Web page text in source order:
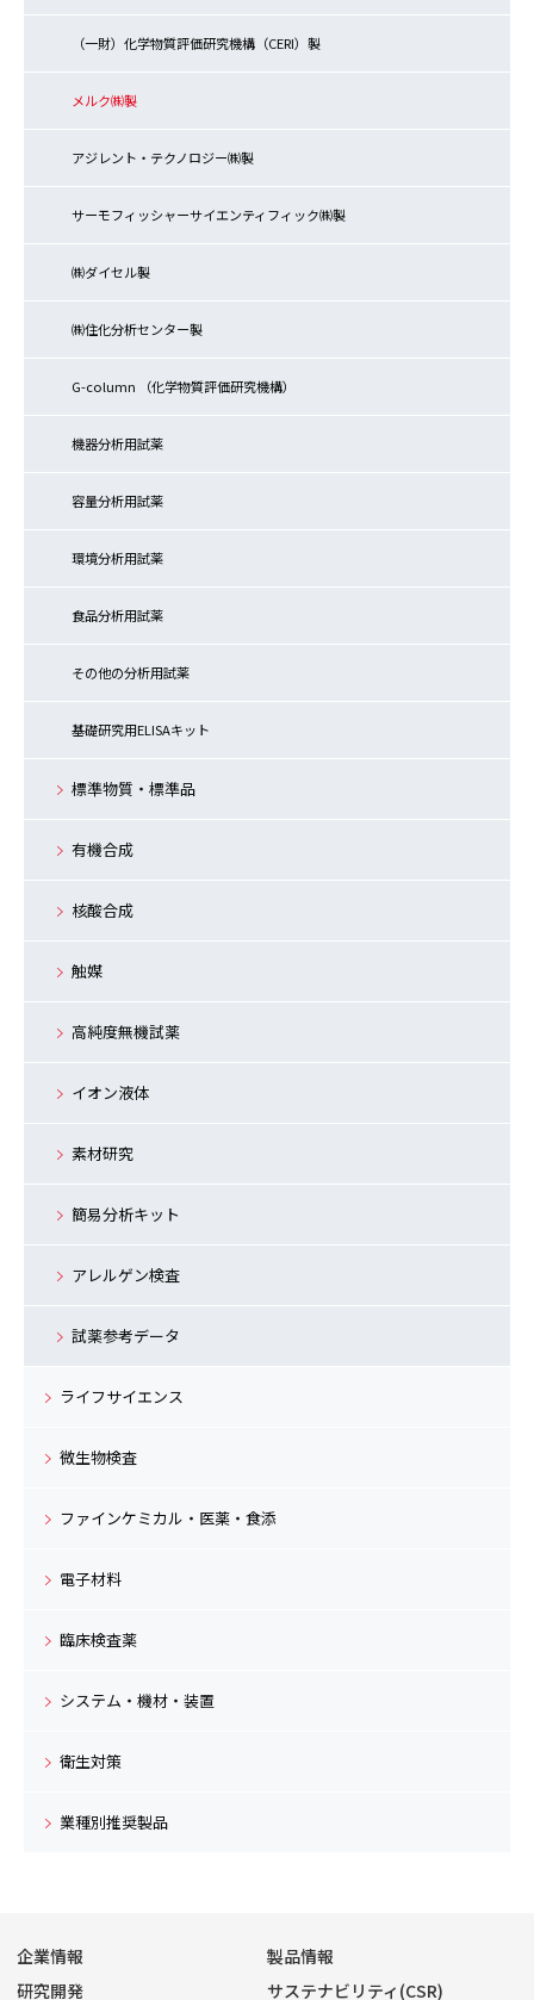
（一財）化学物質評価研究機構（CERI）製
メルク㈱製
アジレント・テクノロジー㈱製
サーモフィッシャーサイエンティフィック㈱製
㈱ダイセル製
㈱住化分析センター製
G-column （化学物質評価研究機構）
機器分析用試薬
容量分析用試薬
環境分析用試薬
食品分析用試薬
その他の分析用試薬
基礎研究用ELISAキット
標準物質・標準品
有機合成
核酸合成
触媒
高純度無機試薬
イオン液体
素材研究
簡易分析キット
アレルゲン検査
試薬参考データ
ライフサイエンス
微生物検査
ファインケミカル・医薬・食添
電子材料
臨床検査薬
システム・機材・装置
衛生対策
業種別推奨製品
企業情報
製品情報
研究開発
サステナビリティ(CSR)